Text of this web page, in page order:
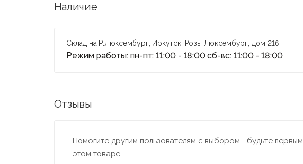
Наличие
Склад на Р.Люксембург, Иркутск, Розы Люксембург, дом 216
Режим работы: пн-пт: 11:00 - 18:00 сб-вс: 11:00 - 18:00
Отзывы
Помогите другим пользователям с выбором - будьте
этом товаре